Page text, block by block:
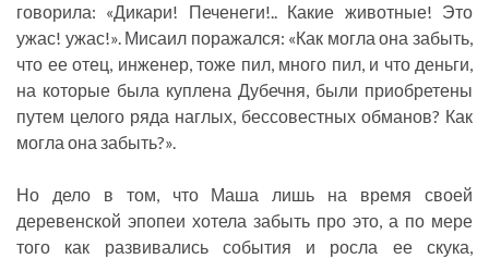
говорила: «Дикари! Печенеги!.. Какие животные! Это
ужас! ужас!». Мисаил поражался: «Как могла она забыть,
что ее отец, инженер, тоже пил, много пил, и что деньги,
на которые была куплена Дубечня, были приобретены
путем целого ряда наглых, бессовестных обманов? Как
могла она забыть?».
Но дело в том, что Маша лишь на время своей
деревенской эпопеи хотела забыть про это, а по мере
того как развивались события и росла ее скука,